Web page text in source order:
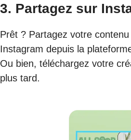
3. Partagez sur
Prêt ? Partagez votre
Instagram depuis la
Ou bien, téléchargez votre
plus tard.